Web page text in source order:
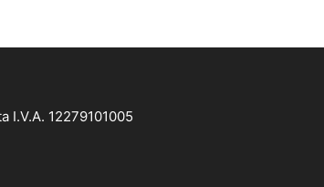
I.V.A. 12279101005